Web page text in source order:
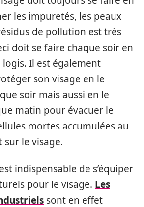
les impuretés, les peaux
de pollution est très
doit se faire chaque soir en
Il est également
son visage en le
soir mais aussi en le
matin pour évacuer le
mortes accumulées au
sur le visage.
indispensable de s’équiper
pour le visage. Les
sont en effet